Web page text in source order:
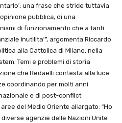
una frase che stride tuttavia
pubblica, di una
di funzionamento che a tanti
inutilita’”, argomenta Riccardo
alla Cattolica di Milano, nella
Temi e problemi di storia
che Redaelli contesta alla luce
coordinando per molti anni
e di post-conflict
del Medio Oriente allargato: “Ho
agenzie delle Nazioni Unite